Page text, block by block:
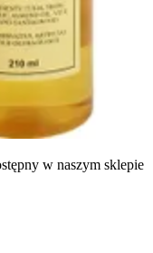
w naszym sklepie